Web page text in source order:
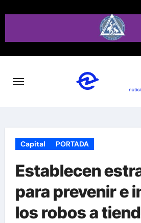
Capital PORTADA
Establecen
para prevenir e
los robos a